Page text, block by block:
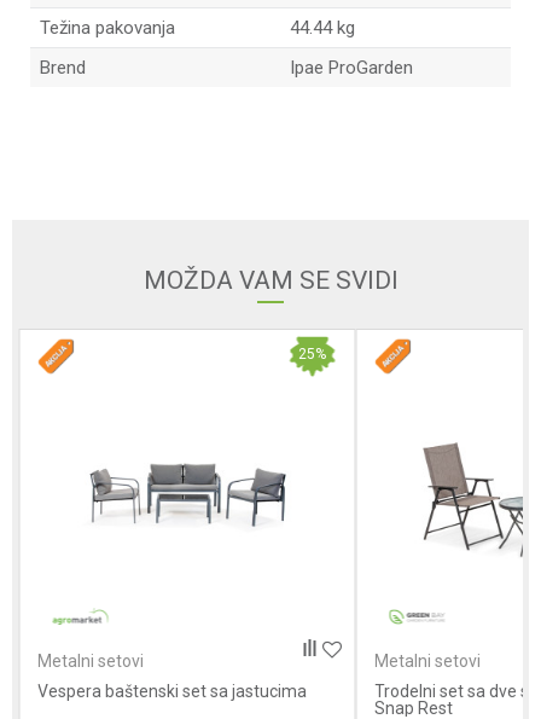
Težina pakovanja
44.44 kg
Brend
Ipae ProGarden
Poruka
POŠALJI
MOŽDA VAM SE SVIDI
25%
Metalni setovi
Vespera baštenski set sa jastucima
Metalni setovi
Trodelni set sa dve
Snap Rest